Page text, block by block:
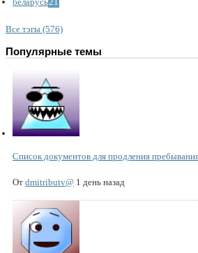
Все тэгы (576)
Популярные темы
Список документов для продления
От dmitributv@ 1 день назад